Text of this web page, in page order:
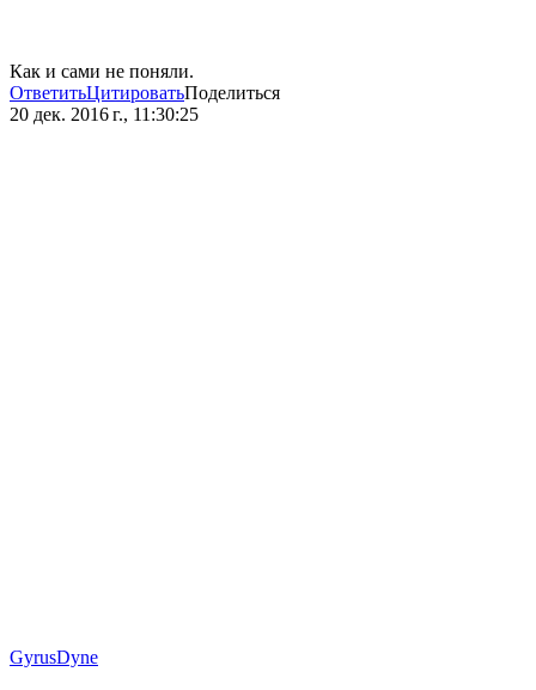
Как и сами не поняли.
ОтветитьЦитироватьПоделиться
20 дек. 2016 г., 11:30:25
GyrusDyne